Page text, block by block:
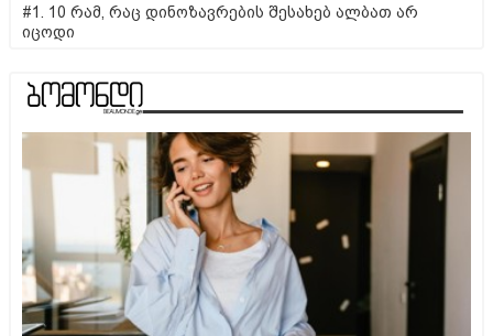
#1. 10 რამ, რაც დინოზავრების შესახებ ალბათ არ
იცოდი